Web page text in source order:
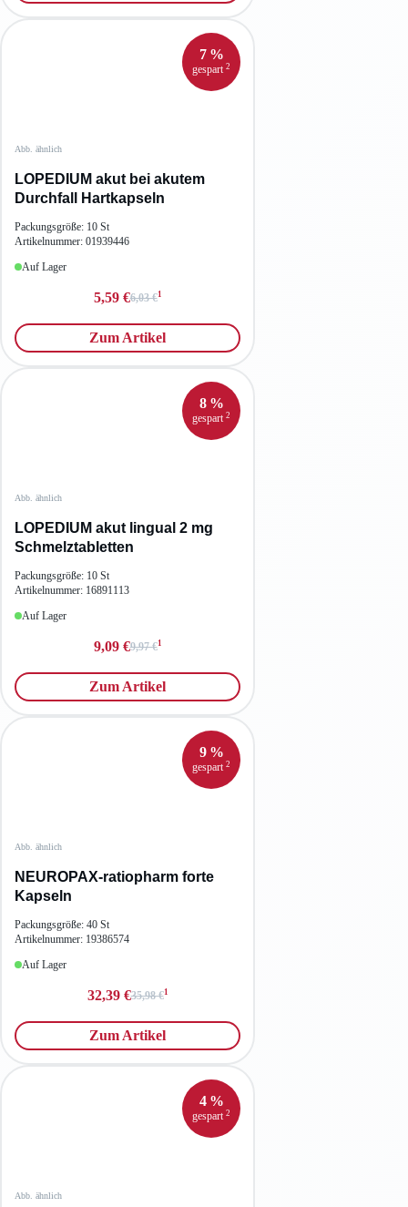
Abb. ähnlich
7 %
gespart 2
LOPEDIUM akut bei akutem
Durchfall Hartkapseln
Packungsgröße: 10 St
Artikelnummer: 01939446
Auf Lager
5,59 €6,03 €1
Zum Artikel
Abb. ähnlich
8 %
gespart 2
LOPEDIUM akut lingual 2 mg
Schmelztabletten
Packungsgröße: 10 St
Artikelnummer: 16891113
Auf Lager
9,09 €9,97 €1
Zum Artikel
Abb. ähnlich
9 %
gespart 2
NEUROPAX-ratiopharm forte
Kapseln
Packungsgröße: 40 St
Artikelnummer: 19386574
Auf Lager
32,39 €35,98 €1
Zum Artikel
Abb. ähnlich
4 %
gespart 2